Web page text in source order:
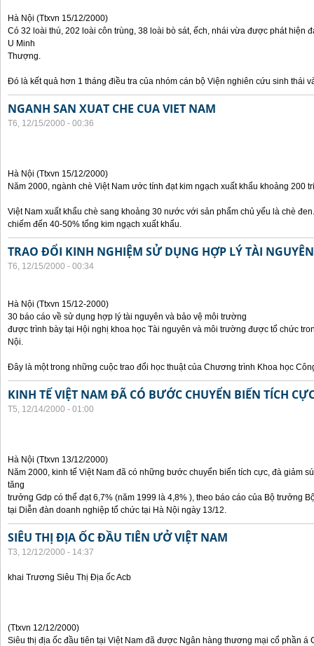
Hà Nội (Ttxvn 15/12/2000)
Có 32 loài thú, 202 loài côn trùng, 38 loài bò sát, ếch, nhái vừa được phát hiện
U Minh
Thượng.
Đó là kết quả hơn 1 tháng điều tra của nhóm cán bộ Viện nghiên cứu sinh thái
NGANH SAN XUAT CHE CUA VIET NAM
T6, 12/15/2000 - 00:36
Hà Nội (Ttxvn 15/12/2000)
Năm 2000, ngành chè Việt Nam ước tính đạt kim ngạch xuất khẩu khoảng 200
Việt Nam xuất khẩu chè sang khoảng 30 nước với sản phẩm chủ yếu là chè
chiếm đến 40-50% tổng kim ngạch xuất khẩu.
TRAO ĐỔI KINH NGHIỆM SỬ DỤNG HỢP LÝ TÀI
T6, 12/15/2000 - 00:34
Hà Nội (Ttxvn 15/12-2000)
30 báo cáo về sử dụng hợp lý tài nguyên và bảo vệ môi trường
được trình bày tại Hội nghị khoa học Tài nguyên và môi trường được tổ chức
Nội.
Đây là một trong những cuộc trao đổi học thuật của Chương trình Khoa học
KINH TẾ VIỆT NAM ĐÃ CÓ BƯỚC CHUYỂN BIẾN TÍCH
T5, 12/14/2000 - 01:00
Hà Nội (Ttxvn 13/12/2000)
Năm 2000, kinh tế Việt Nam đã có những bước chuyển biến tích cực, đà giảm
tăng
trưởng Gdp có thể đạt 6,7% (năm 1999 là 4,8% ), theo báo cáo của Bộ trưởng
tại Diễn đàn doanh nghiệp tổ chức tại Hà Nội ngày 13/12.
SIÊU THỊ ĐỊA ỐC ĐẦU TIÊN ƯỞ VIỆT NAM
T3, 12/12/2000 - 14:37
khai Trương Siêu Thị Địa ốc Acb
(Ttxvn 12/12/2000)
Siêu thị địa ốc đầu tiên tại Việt Nam đã được Ngân hàng thương mại cổ phần á